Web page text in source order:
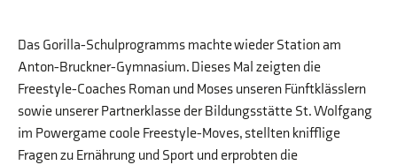
Das Gorilla-Schulprogramms machte wieder Station am
Anton-Bruckner-Gymnasium. Dieses Mal zeigten die
Freestyle-Coaches Roman und Moses unseren Fünftklässlern
sowie unserer Partnerklasse der Bildungsstätte St. Wolfgang
im Powergame coole Freestyle-Moves, stellten knifflige
Fragen zu Ernährung und Sport und erprobten die